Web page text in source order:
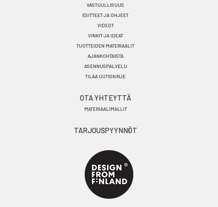
VASTUULLISUUS
ESITTEET JA OHJEET
VIDEOT
VINKIT JA IDEAT
TUOTTEIDEN MATERIAALIT
AJANKOHTAISTA
ASENNUSPALVELU
TILAA UUTISKIRJE
OTA YHTEYTTÄ
MATERIAALIMALLIT
TARJOUSPYYNNÖT